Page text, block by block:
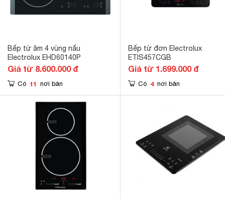
Bếp từ âm 4 vùng nấu
Electrolux EHD60140P
Giá từ 8.600.000 đ
Có 11 nơi bán
Bếp từ đơn Electrolux
ETIS457CGB
Giá từ 1.699.000 đ
Có 4 nơi bán